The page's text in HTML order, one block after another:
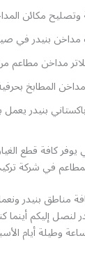
مكائن
بنيدر في
مداخن مطاعم
المطابخ
بنيدر
يوفر كافة قطع
في شركة
مناطق بنيدر
إليكم